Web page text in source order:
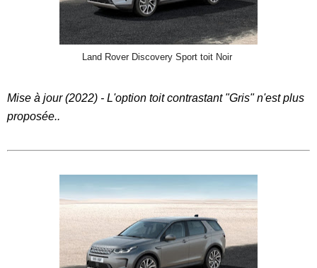
Land Rover Discovery Sport toit Noir
Mise à jour (2022) - L'option toit contrastant "Gris" n'est plus
proposée..